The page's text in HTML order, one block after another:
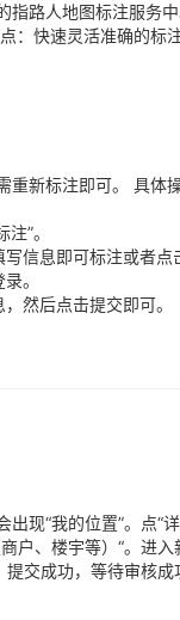
指路人地图标注服务
：快速灵活准确的标
重新标注即可。 具体
”。
信息即可标注或者点
。
然后点击提交即可。
现“我的位置”。点“
户、楼宇等）“。进
交成功，等待审核成